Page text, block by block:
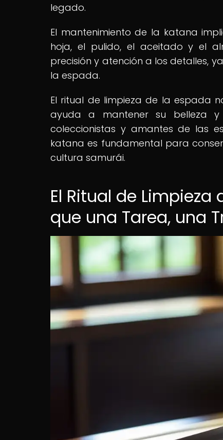
legado.
El mantenimiento de la katana
hoja, el pulido, el aceitado y el
precisión y atención a los detalles,
la espada.
El ritual de limpieza de la espada
ayuda a mantener su belleza
coleccionistas y amantes de las
katana es fundamental para
cultura samurái.
El Ritual de
que una Tarea, una